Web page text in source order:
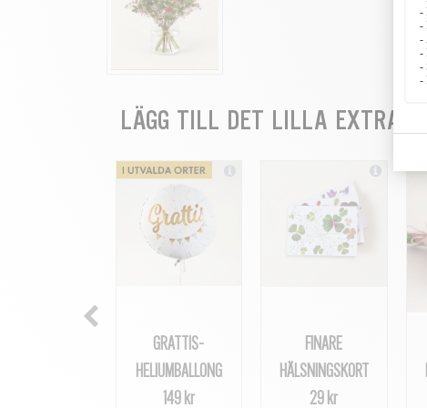
LÄGG TILL DET LILLA EXTRA
GRATTIS-
HELIUMBALLONG
149 kr
FINARE
HÄLSNINGSKORT
29 kr